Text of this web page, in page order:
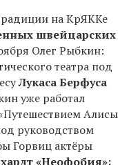
на КрЯККе
швейцарских
Олег Рыбкин:
театра под
Лукаса Берфуса
уже работал
Алисы
руководством
Горвиц актёры
«Неофобия»;